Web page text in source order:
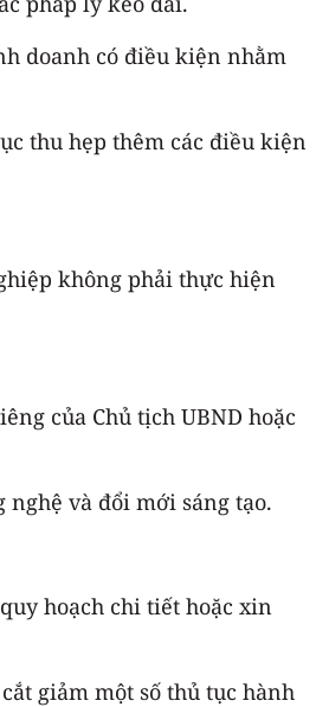
doanh có điều kiện nhằm
thu hẹp thêm các điều kiện
không phải thực hiện
của Chủ tịch UBND hoặc
và đổi mới sáng tạo.
hoạch chi tiết hoặc xin
giảm một số thủ tục hành